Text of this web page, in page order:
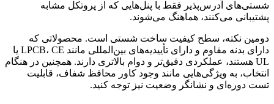
شستی‌های آدرس‌پذیر فقط با پنل‌هایی که از پروتکل مشابه
پشتیبانی می‌کنند، هماهنگ می‌شوند.
دومین نکته، سطح کیفیت ساخت شستی است. محصولاتی که
دارای بدنه مقاوم و دارای تأییدیه‌های بین‌المللی مانند LPCB، CE یا
UL هستند، عملکردی دقیق‌تر و دوام بالاتری دارند. همچنین در هنگام
انتخاب، به ویژگی‌هایی مانند وجود کاور محافظ شفاف، قابلیت
تست دوره‌ای و نشانگر وضعیت نیز توجه کنید.